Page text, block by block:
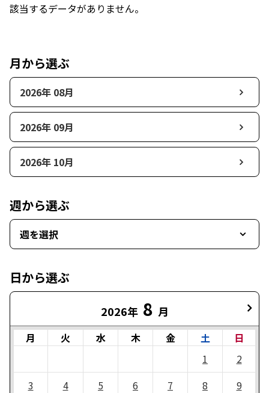
該当するデータがありません。
月から選ぶ
2026年 08月
2026年 09月
2026年 10月
週から選ぶ
週を選択
日から選ぶ
2026年 8 月
月 火 水 木 金 土
日
1
2
3
4 5 6 7 8
9